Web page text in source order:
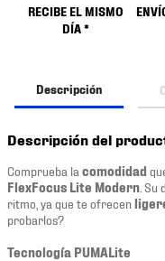
RECIBE EL MISMO
DÍA *
Descripción
Descripción del
Comprueba la comodidad
FlexFocus Lite Modern .
ritmo, ya que te ofrecen
probarlos?
Tecnología PUMALite